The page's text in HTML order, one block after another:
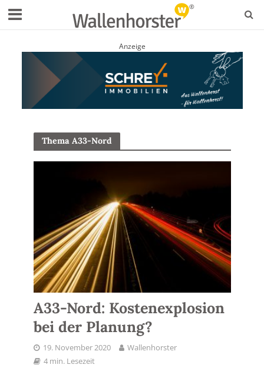
Anzeige
Thema A33-Nord
A33-Nord: Kostenexplosion
bei der Planung?
19. November 2020
Wallenhorster
4 min. Lesezeit